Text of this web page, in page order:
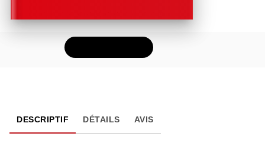
DESCRIPTIF DÉTAILS AVIS